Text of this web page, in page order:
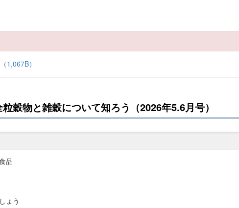
1,067B）
穀物と雑穀について知ろう（2026年5.6月号）
品
ょう